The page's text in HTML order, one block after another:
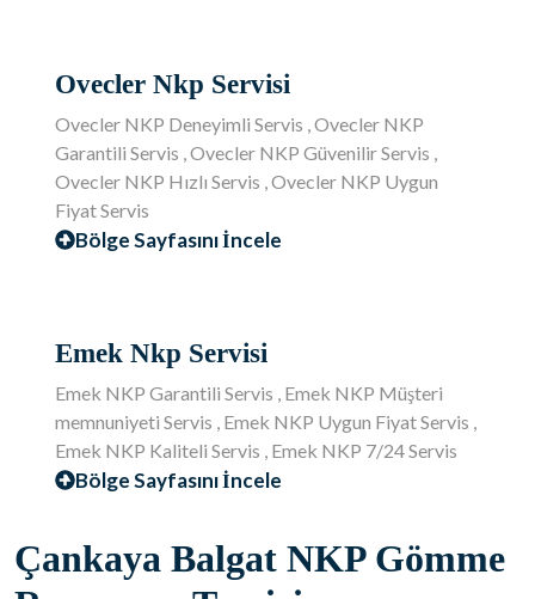
Ovecler Nkp Servisi
Ovecler NKP Deneyimli Servis , Ovecler NKP
Garantili Servis , Ovecler NKP Güvenilir Servis ,
Ovecler NKP Hızlı Servis , Ovecler NKP Uygun
Fiyat Servis
Bölge Sayfasını İncele
Emek Nkp Servisi
Emek NKP Garantili Servis , Emek NKP Müşteri
memnuniyeti Servis , Emek NKP Uygun Fiyat Servis ,
Emek NKP Kaliteli Servis , Emek NKP 7/24 Servis
Bölge Sayfasını İncele
Çankaya Balgat NKP Gömme